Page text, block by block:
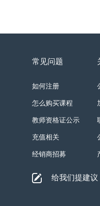
常见问题
如何注册
怎么购买课程
教师资格证公示
充值相关
经销商招募
给我们提建议